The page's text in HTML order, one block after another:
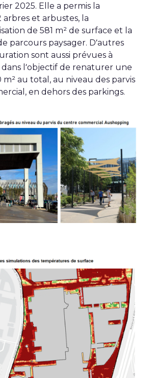
2025. Elle a permis la
et arbustes, la
de 581 m² de surface et la
parcours paysager. D’autres
sont aussi prévues à
dans l’objectif de renaturer une
m² au total, au niveau des parvis
en dehors des parkings.